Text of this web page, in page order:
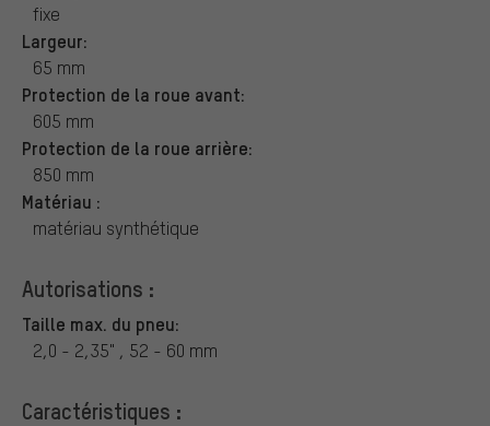
fixe
Largeur:
65 mm
Protection de la roue avant:
605 mm
Protection de la roue arrière:
850 mm
Matériau :
matériau synthétique
Autorisations :
Taille max. du pneu:
2,0 - 2,35" , 52 - 60 mm
Caractéristiques :